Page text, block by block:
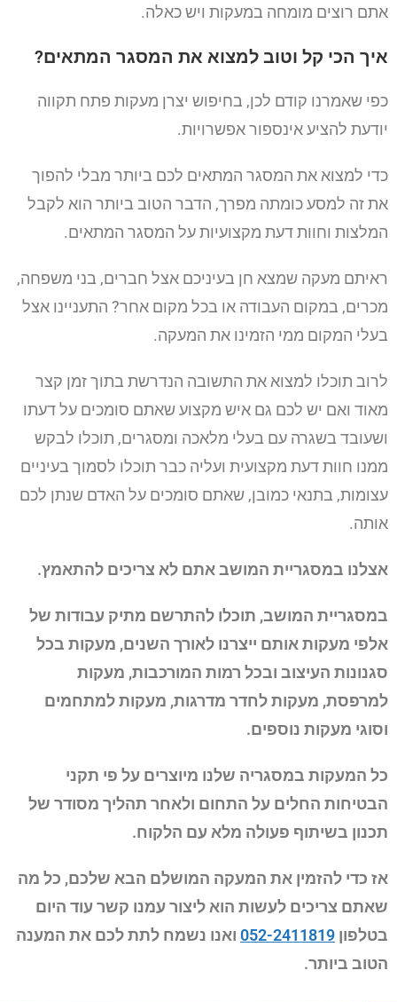
אתם רוצים מומחה במעקות ויש כאלה.
איך הכי קל וטוב למצוא את המסגר המתאים?
כפי שאמרנו קודם לכן, בחיפוש יצרן מעקות פתח תקווה
יודעת להציע אינספור אפשרויות.
כדי למצוא את המסגר המתאים לכם ביותר מבלי להפוך
את זה למסע כומתה מפרך, הדבר הטוב ביותר הוא לקבל
המלצות וחוות דעת מקצועיות על המסגר המתאים.
ראיתם מעקה שמצא חן בעיניכם אצל חברים, בני משפחה,
מכרים, במקום העבודה או בכל מקום אחר? התעניינו אצל
בעלי המקום ממי הזמינו את המעקה.
לרוב תוכלו למצוא את התשובה הנדרשת בתוך זמן קצר
מאוד ואם יש לכם גם איש מקצוע שאתם סומכים על דעתו
ושעובד בשגרה עם בעלי מלאכה ומסגרים, תוכלו לבקש
ממנו חוות דעת מקצועית ועליה כבר תוכלו לסמוך בעיניים
עצומות, בתנאי כמובן, שאתם סומכים על האדם שנתן לכם
אותה.
אצלנו במסגריית המושב אתם לא צריכים להתאמץ.
במסגריית המושב, תוכלו להתרשם מתיק עבודות של
אלפי מעקות אותם ייצרנו לאורך השנים, מעקות בכל
סגנונות העיצוב ובכל רמות המורכבות, מעקות
למרפסת, מעקות לחדר מדרגות, מעקות למתחמים
וסוגי מעקות נוספים.
כל המעקות במסגריה שלנו מיוצרים על פי תקני
הבטיחות החלים על התחום ולאחר תהליך מסודר של
תכנון בשיתוף פעולה מלא עם הלקוח.
אז כדי להזמין את המעקה המושלם הבא שלכם, כל מה
שאתם צריכים לעשות הוא ליצור עמנו קשר עוד היום
בטלפון 052-2411819 ואנו נשמח לתת לכם את המענה
הטוב ביותר.